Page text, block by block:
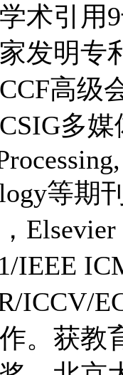
术引用
发明专
高级
多
等
IEEE
ICCV/
。获教